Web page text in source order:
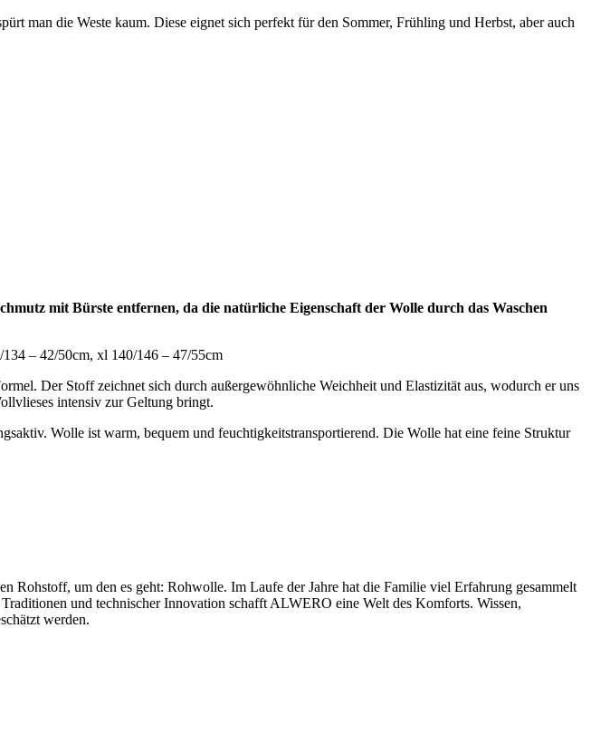
man die Weste kaum. Diese eignet sich perfekt für den Sommer, Frühling und Herbst, aber auch
mit Bürste entfernen, da die natürliche Eigenschaft der Wolle durch das Waschen
– 42/50cm, xl 140/146 – 47/55cm
Der Stoff zeichnet sich durch außergewöhnliche Weichheit und Elastizität aus, wodurch er uns
intensiv zur Geltung bringt.
Wolle ist warm, bequem und feuchtigkeitstransportierend. Die Wolle hat eine feine Struktur
um den es geht: Rohwolle. Im Laufe der Jahre hat die Familie viel Erfahrung gesammelt
und technischer Innovation schafft ALWERO eine Welt des Komforts. Wissen,
werden.